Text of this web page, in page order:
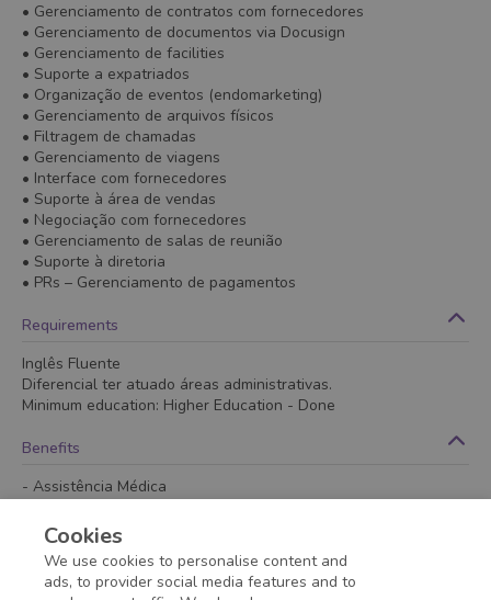
• Gerenciamento de contratos com fornecedores
• Gerenciamento de documentos via Docusign
• Gerenciamento de facilities
• Suporte a expatriados
• Organização de eventos (endomarketing)
• Gerenciamento de arquivos físicos
• Filtragem de chamadas
• Gerenciamento de viagens
• Interface com fornecedores
• Suporte à área de vendas
• Negociação com fornecedores
• Gerenciamento de salas de reunião
• Suporte à diretoria
• PRs – Gerenciamento de pagamentos
Requirements
Inglês Fluente
Diferencial ter atuado áreas administrativas.
Minimum education: Higher Education - Done
Benefits
- Assistência Médica
- Seguro de vida
- Vale refeição
- Vale transporte
Cookies
We use cookies to personalise content and
ads, to provider social media features and to